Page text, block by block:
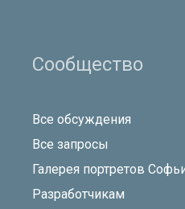
Сообщество
Все обсуждения
Все запросы
Галерея портретов
Разработчикам